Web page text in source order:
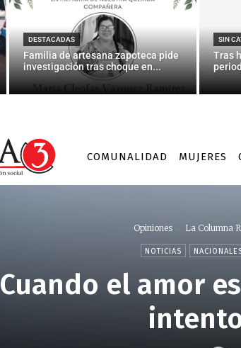
DESTACADAS
Familia de artesana zapoteca pide
investigación tras choque en...
SIN
Tras
COMUNALIDAD MUJERES
Opiniones La Columna
NOTICIAS
Cuando el amor